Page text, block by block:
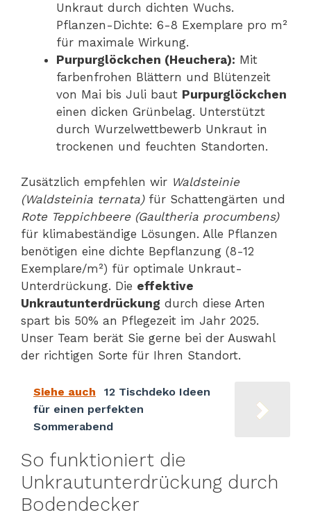
Unkraut durch dichten Wuchs.
Pflanzen-Dichte: 6-8 Exemplare pro m²
für maximale Wirkung.
Purpurglöckchen (Heuchera): Mit
farbenfrohen Blättern und Blütenzeit
von Mai bis Juli baut Purpurglöckchen
einen dicken Grünbelag. Unterstützt
durch Wurzelwettbewerb Unkraut in
trockenen und feuchten Standorten.
Zusätzlich empfehlen wir Waldsteinie
(Waldsteinia ternata)für Schattengärten und
Rote Teppichbeere (Gaultheria procumbens)
für klimabeständige Lösungen. Alle Pflanzen
benötigen eine dichte Bepflanzung (8-12
Exemplare/m²) für optimale Unkraut-
Unterdrückung. Die effektive
Unkrautunterdrückung durch diese Arten
spart bis 50% an Pflegezeit im Jahr 2025.
Unser Team berät Sie gerne bei der Auswahl
der richtigen Sorte für Ihren Standort.
Siehe auch
12 Tischdeko Ideen
für einen perfekten
Sommerabend
So funktioniert die
Unkrautunterdrückung durch
Bodendecker